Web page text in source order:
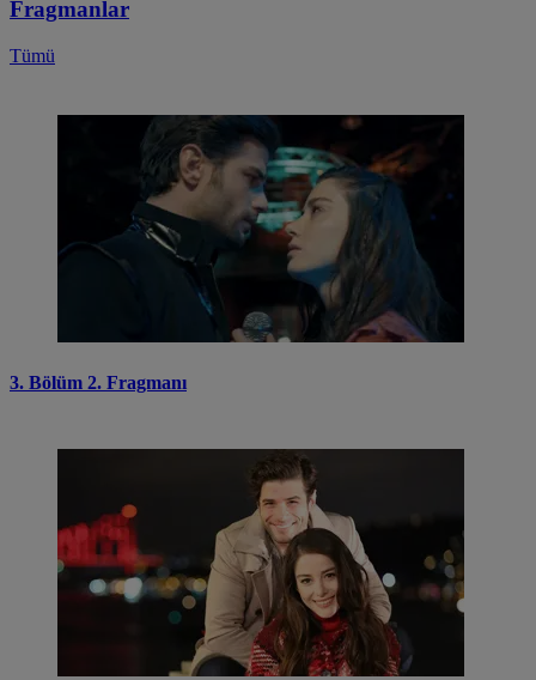
Fragmanlar
Tümü
3. Bölüm 2. Fragmanı